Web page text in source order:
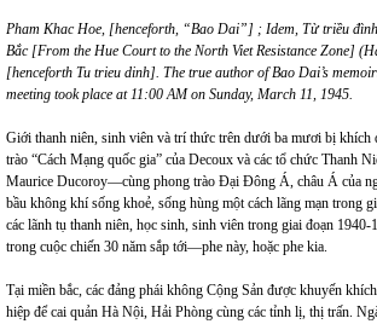
Pham Khac Hoe, [henceforth, “Bao Dai”] ; Idem, Từ triều
Bắc [From the Hue Courtto the North Viet Resistance Zone] (
[henceforth Tu trieu dinh]. The true author of Bao Dai’s
meeting took place at 11:00 AM on Sunday, March 11, 1945.
Giới thanh niên, sinh viên và trí thức trên dưới ba mươi bị khích
trào “Cách Mạng quốc gia” của Decoux và các tổ chức Thanh
Maurice Ducoroy—cùng phong trào Đại Đông Á, châu Á của
bầu không khí sống khoẻ, sống hùng một cách lãng mạn trong
các lãnh tụ thanh niên, học sinh, sinh viên trong giai đoạn 1940-
trong cuộc chiến 30 năm sắp tới—phe này, hoặc phe kia.
Tại miền bắc, các đảng phái không Cộng Sản được khuyến
hiệp để cai quản Hà Nội, Hải Phòng cùng các tỉnh lị, thị trấn.